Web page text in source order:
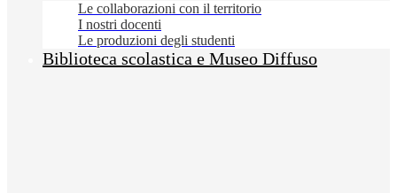
Le collaborazioni con il territorio
I nostri docenti
Le produzioni degli studenti
Biblioteca scolastica e Museo Diffuso